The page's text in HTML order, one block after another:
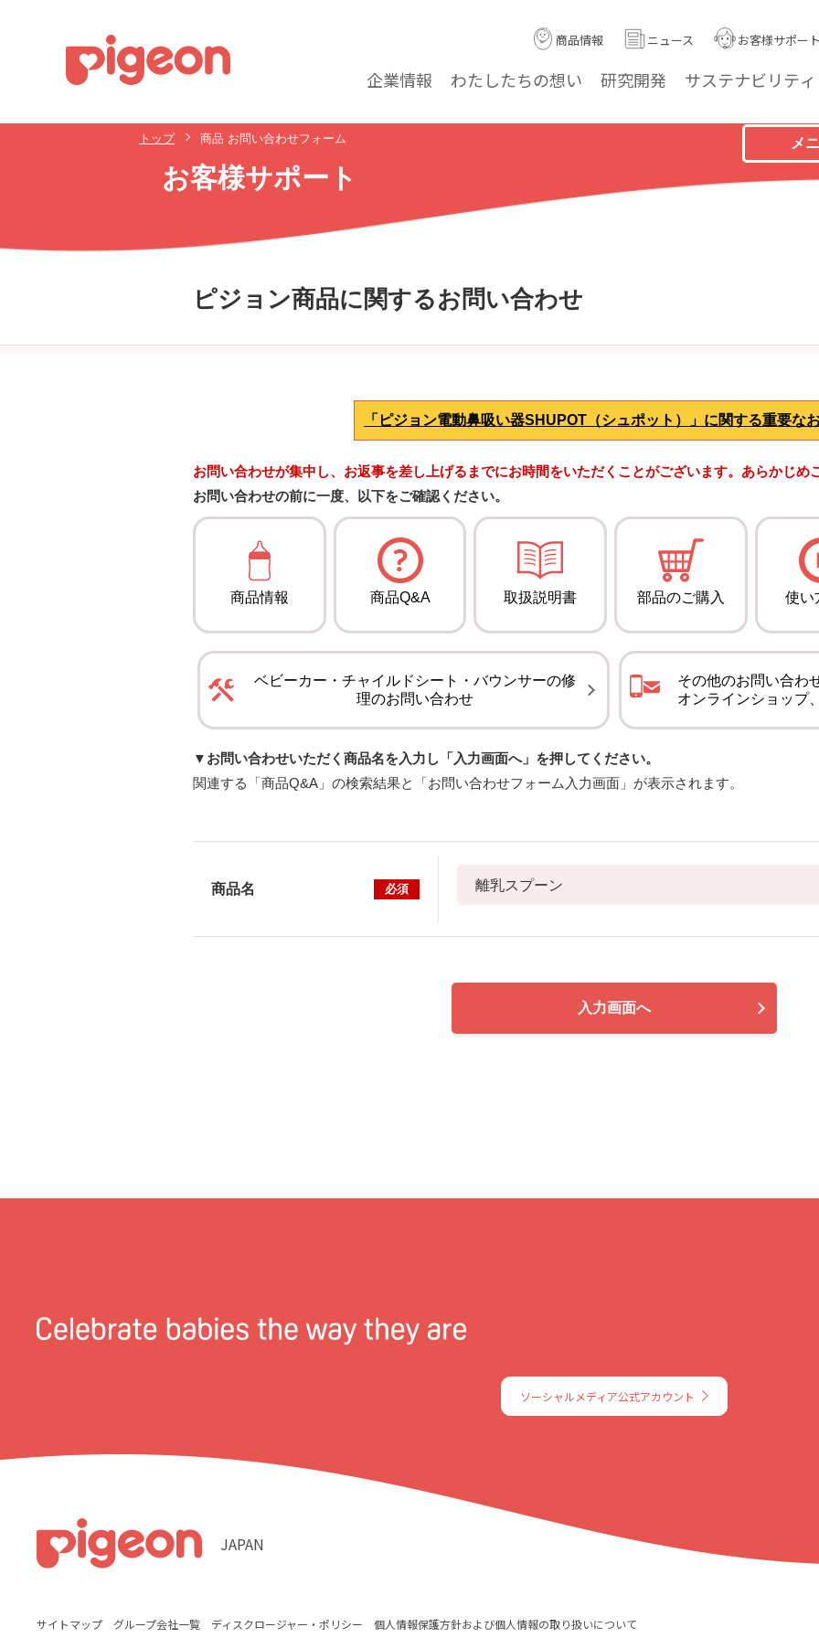
企業情報 わたしたちの想い 研究開発 サステナビリティ
商品情報 ニュース お客様サポート
トップ 商品 お問い合わせフォーム
お客様サポート
メ
ピジョン商品に関するお問い合わせ
「ピジョン電動鼻吸い器SHUPOT（シュポット）」に関する重要な
お問い合わせが集中し、お返事を差し上げるまでにお時間をいただくことがございます。あらかじめ
お問い合わせの前に一度、以下をご確認ください。
商品情報 商品Q&A 取扱説明書 部品のご購入 使い
ベビーカー・チャイルドシート・バウンサーの修
理のお問い合わせ
その他のお問い合わ
オンラインショップ
▼お問い合わせいただく商品名を入力し「入力画面へ」を押してください。
関連する「商品Q&A」の検索結果と「お問い合わせフォーム入力画面」が表示されます。
商品名 必須
入力画面へ
ソーシャルメディア公式アカウント
サイトマップ グループ会社一覧 ディスクロージャー・ポリシー 個人情報保護方針および個人情報の取り扱いについて
JAPAN